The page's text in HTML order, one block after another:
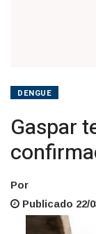
DENGUE
Gaspar
Por
Publicado 22/